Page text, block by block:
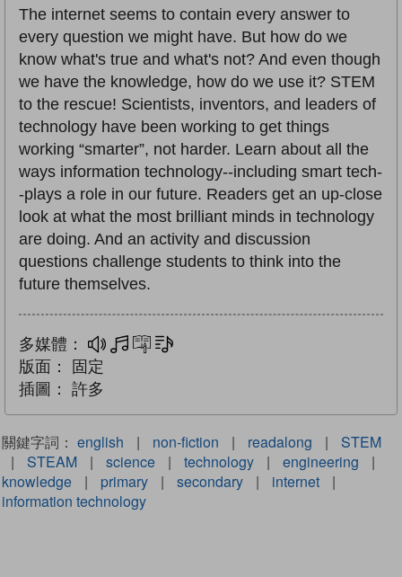
The internet seems to contain every answer to
every question we might have. But how do we
know what's true and what's not? And even though
we have the knowledge, how do we use it? STEM
to the rescue! Scientists, inventors, and leaders of
technology have been working to get things
working “smarter”, not harder. Learn about all the
ways information technology--including smart tech-
-plays a role in our future. Readers get an up-close
look at what the most brilliant minds in technology
are doing. And an activity and discussion
questions challenge students to think into the
future themselves.
多媒體： 多媒體互動練習
版面：
固定
插圖：
許多
關鍵字詞： english | non-fiction | readalong |
STEM
|
STEAM | science | technology | engineering
|
knowledge
| primary | secondary | internet
|
information technology